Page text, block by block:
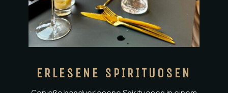
ERLESENE SPIRITUOSEN